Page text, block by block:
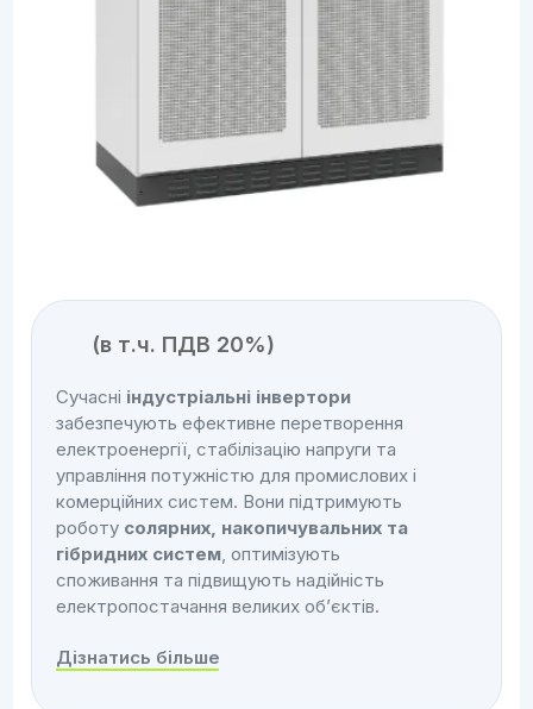
(в т.ч. ПДВ 20%)
Сучасні індустріальні інвертори
забезпечують ефективне перетворення
електроенергії, стабілізацію напруги та
управління потужністю для промислових і
комерційних систем. Вони підтримують
роботу солярних, накопичувальних та
гібридних систем, оптимізують
споживання та підвищують надійність
електропостачання великих об’єктів.
Дізнатись більше